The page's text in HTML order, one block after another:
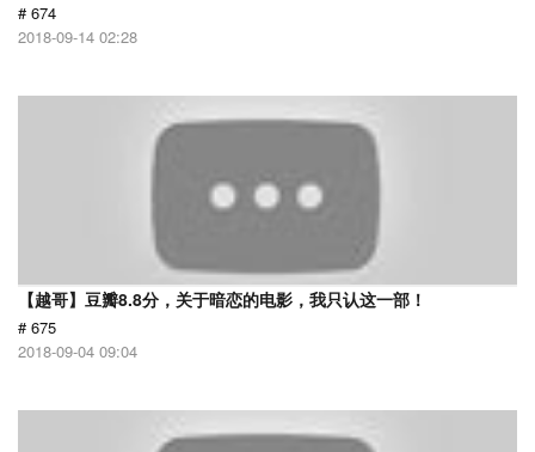
# 674
2018-09-14 02:28
【越哥】豆瓣8.8分，关于暗恋的电影，我只认这一部！
# 675
2018-09-04 09:04